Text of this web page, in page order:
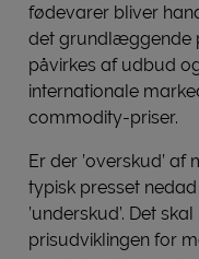
fødevarer bliver
det grundlæggende
påvirkes af udbud
internationale
commodity-priser.
Er der ’overskud’
typisk presset
’underskud’. Det
prisudviklingen for